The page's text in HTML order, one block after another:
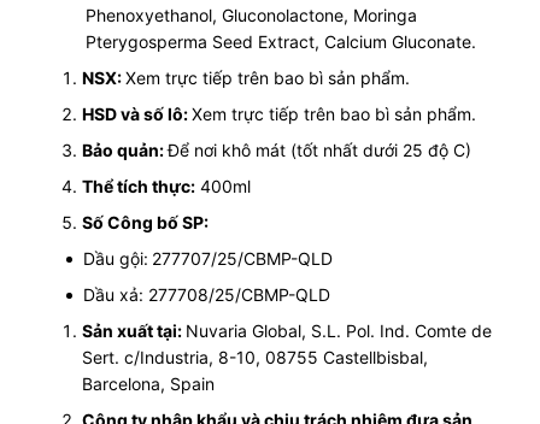
Phenoxyethanol, Gluconolactone, Moringa
Pterygosperma Seed Extract, Calcium Gluconate.
NSX:Xem trực tiếp trên bao bì sản phẩm.
HSD và số lô:Xem trực tiếp trên bao bì sản phẩm.
Bảo quản:Để nơi khô mát (tốt nhất dưới 25 độ C)
Thể tích thực: 400ml
Số Công bố SP:
Dầu gội: 277707/25/CBMP-QLD
Dầu xả: 277708/25/CBMP-QLD
Sản xuất tại: Nuvaria Global, S.L. Pol. Ind. Comte de
Sert. c/Industria, 8-10, 08755 Castellbisbal,
Barcelona, Spain
Công ty nhập khẩu và chịu trách nhiệm đưa sản